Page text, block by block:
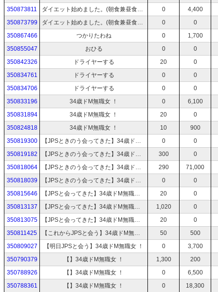
350873811
ダイエット始めました。(朝食兼昼食▶ゆで卵、しめじのおひたし、飲むヨーグルト) 0
4,400
350873799
ダイエット始めました。(朝食兼昼食▶ゆで卵、しめじのおひたし、飲むヨーグルト) 0
0
350867466
つかりたわね 0
1,700
350855047
おひる 0
0
350842326
ドライヤーする 20
0
350834761
ドライヤーする 0
0
350834706
ドライヤーする 0
0
350833196
34歳ドM無職女 ！ 0
6,100
350831894
34歳ドM無職女 ！ 20
0
350824818
34歳ドM無職女 ！ 10
900
350819300
【JPSときのう会ってきた】34歳ドM無職女 ！ 0
0
350819182
【JPSときのう会ってきた】34歳ドM無職女 ！ 300
0
350818064
【JPSときのう会ってきた】34歳ドM無職女 ！ 290
71,000
350818039
【JPSときのう会ってきた】34歳ドM無職女 ！ 0
0
350815646
【JPSと会ってきた】34歳ドM無職女 ！ 20
0
350813137
【JPSと会ってきた】34歳ドM無職女 ！ 1,020
0
350813075
【JPSと会ってきた】34歳ドM無職女 ！ 20
0
350811425
【これからJPSと会う】34歳ドM無職女 ！ 50
500
350809027
【明日JPSと会う】34歳ドM無職女 ！ 0
3,700
350790379
【】34歳ドM無職女 ！ 1,300
200
350788926
【】34歳ドM無職女 ！ 0
6,500
350788361
【】34歳ドM無職女 ！ 0 18,300